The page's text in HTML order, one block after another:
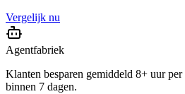
Vergelijk nu
Agentfabriek
Klanten besparen gemiddeld 8+ uur per
binnen 7 dagen.